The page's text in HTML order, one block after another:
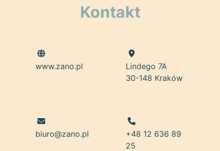
Kontakt
www.zano.pl
Lindego 7A
30-148 Kraków
biuro@zano.pl
+48 12 636 89
25